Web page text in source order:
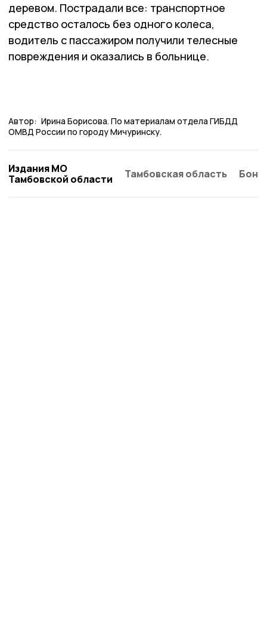
деревом. Пострадали все: транспортное
средство осталось без одного колеса,
водитель с пассажиром получили телесные
повреждения и оказались в больнице.
Автор: Ирина Борисова. По материалам отдела ГИБДД
ОМВД России по городу Мичуринску.
Издания МО
Тамбовской области
Тамбовская область